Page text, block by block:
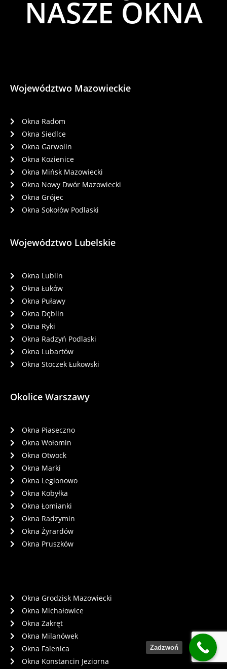
NASZE OKNA
Województwo Mazowieckie
Okna Radom
Okna Siedlce
Okna Garwolin
Okna Kozienice
Okna Mińsk Mazowiecki
Okna Nowy Dwór Mazowiecki
Okna Grójec
Okna Sokołów Podlaski
Województwo Lubelskie
Okna Lublin
Okna Łuków
Okna Puławy
Okna Dęblin
Okna Ryki
Okna Radzyń Podlaski
Okna Lubartów
Okna Stoczek Łukowski
Okolice Warszawy
Okna Piaseczno
Okna Wołomin
Okna Otwock
Okna Marki
Okna Legionowo
Okna Kobyłka
Okna Łomianki
Okna Radzymin
Okna Żyrardów
Okna Pruszków
Okna Grodzisk Mazowiecki
Okna Michałowice
Okna Zakręt
Okna Milanówek
Okna Falenica
Okna Konstancin Jeziorna
Zadzwoń